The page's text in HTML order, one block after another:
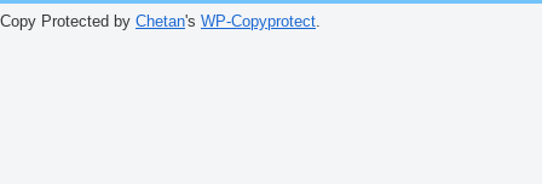
Copy Protected by Chetan's WP-Copyprotect